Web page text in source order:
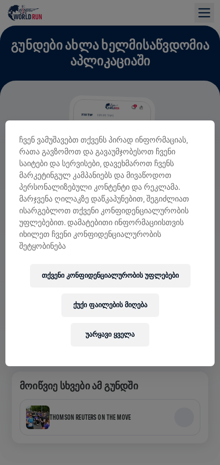
ᲒᲣᲜᲓᲔᲑᲘ ᲐᲮᲚᲐ ᲮᲔᲚᲛᲘᲡᲐᲬᲕᲓᲝᲛᲘᲐ
ᲐᲞᲚᲘᲙᲐᲪᲘᲐᲨᲘ
გუნდში ხარ თუ საკუთარს ქმნი, აპლიკაციაში
ლიდერბორდს და ერთად აღნიშნეთ.
ᲛᲝᲘᲬᲕᲘᲔ ᲡᲮᲕᲔᲑᲘ ᲐᲛ ᲒᲣᲜᲓᲨᲘ
THOMSON REUTERS ON THE MOVE
ჩვენ ვამუშავებთ თქვენს პირად ინფორმაციას,
რათა გავზომოთ და გავაუმჯობესოთ ჩვენი
საიტები და სერვისები, დავეხმაროთ ჩვენს
მარკეტინგულ კამპანიებს და მივაწოდოთ
პერსონალიზებული კონტენტი და რეკლამა.
მარჯვენა ღილაკზე დაწკაპუნებით, შეგიძლიათ
ისარგებლოთ თქვენი კონფიდენციალურობის
უფლებებით. დამატებითი ინფორმაციისთვის
იხილეთ ჩვენი კონფიდენციალურობის
შეტყობინება
თქვენი კონფიდენციალურობის უფლებები
უარყავი ყველა
ქუქი ფაილების მიღება